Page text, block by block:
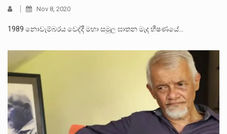
Nov 8, 2020
1989 නොවැම්බරය වෙද්දී මහා සමූල ඝාතන මැද භීෂණයේ…